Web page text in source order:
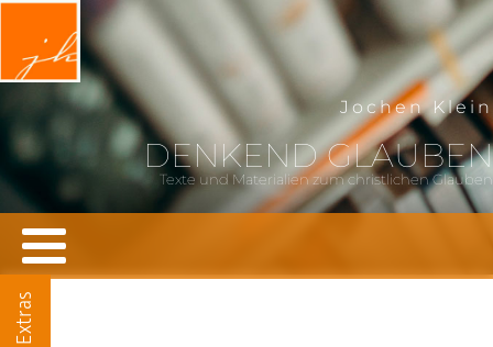
Extras
Jochen Klein
DENKEND GLAUBEN
Texte und Materialien zum christlichen Glauben